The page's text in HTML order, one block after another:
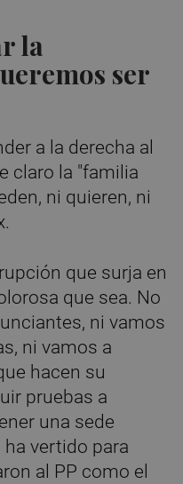
la
ser
a la derecha al
claro la "familia
ni quieren, ni
que surja en
que sea. No
ni vamos
ni vamos a
hacen su
pruebas a
una sede
ha vertido para
al PP como el